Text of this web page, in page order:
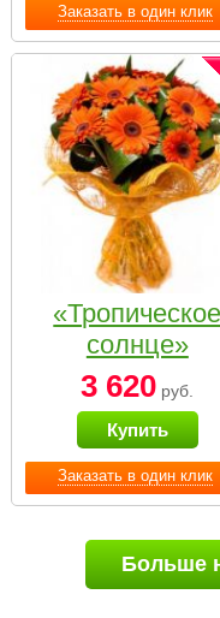
Заказать в один клик
Заказать в один клик
«Тропическое
солнце»
3 620 руб.
Купить
Больше